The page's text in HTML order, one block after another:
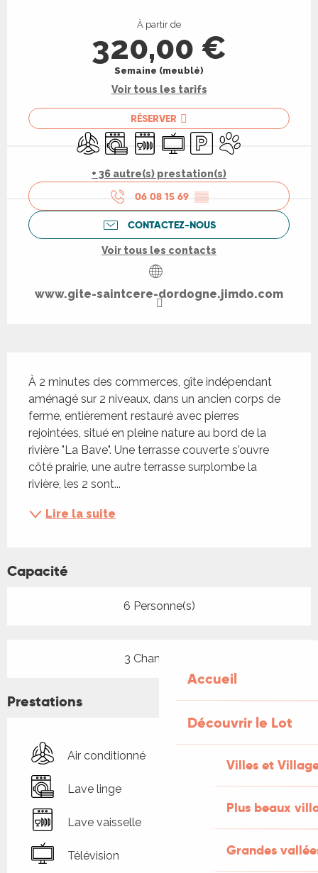
Accueil
Découvrir le Lot
Villes et
Plus beaux
Grandes
À partir de
320,00 €
Semaine (meublé)
Voir tous les tarifs
RÉSERVER
Air conditionné
Lave lingeLave vaisselle
TélévisionParkingAnimaux acceptés
+ 36 autre(s) prestation(s)
06 08 15 69 ▒▒
CONTACTEZ-NOUS
Voir tous les contacts
www.gite-saintcere-dordogne.jimdo.com
À 2 minutes des commerces, gîte indépendant
aménagé sur 2 niveaux, dans un ancien corps de
ferme, entièrement restauré avec pierres
rejointées, situé en pleine nature au bord de la
rivière "La Bave". Une terrasse couverte s'ouvre
côté prairie, une autre terrasse surplombe la
rivière, les 2 sont...
Lire la suite
Capacité
6 Personne(s)
3 Chambre(s)
Prestations
Air conditionné
Lave linge
Lave vaisselle
Télévision